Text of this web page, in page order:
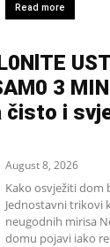
Read more
3
i
August 8, 2026
Kako osvježiti dom
Jednostavni trikovi
neugodnih mirisa
domu pojavi iako